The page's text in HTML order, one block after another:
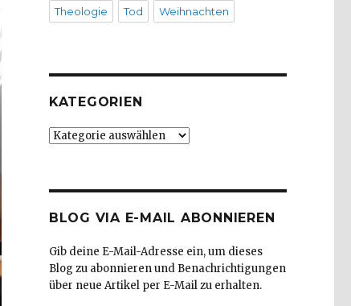
Theologie Tod Weihnachten
KATEGORIEN
Kategorien
BLOG VIA E-MAIL ABONNIEREN
Gib deine E-Mail-Adresse ein, um dieses
Blog zu abonnieren und Benachrichtigungen
über neue Artikel per E-Mail zu erhalten.